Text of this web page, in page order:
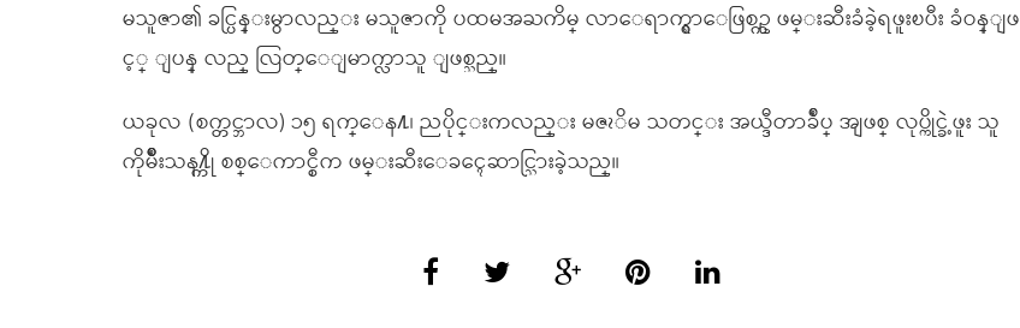
မသူဇာ၏ ခင္ပြန္းမွာလည္း မသူဇာကို ပထမအႀကိမ္ လာေရာက္ရွာေဖြစဥ္က ဖမ္းဆီးခံခဲ့ရဖူးၿပီး ခံဝန္ျဖ
င့္ ျပန္ လည္ လြတ္ေျမာက္လာသူ ျဖစ္သည္။
ယခုလ (စက္တင္ဘာလ) ၁၅ ရက္ေန႔၊ ညပိုင္းကလည္း မဇၩိမ သတင္း အယ္ဒီတာခ်ဳပ္ အျဖစ္ လုပ္ကိုင္ခဲ့ဖူး သူ
ကိုမ်ိဳးသန႔္ကို စစ္ေကာင္စီက ဖမ္းဆီးေခၚေဆာင္သြားခဲ့သည္။